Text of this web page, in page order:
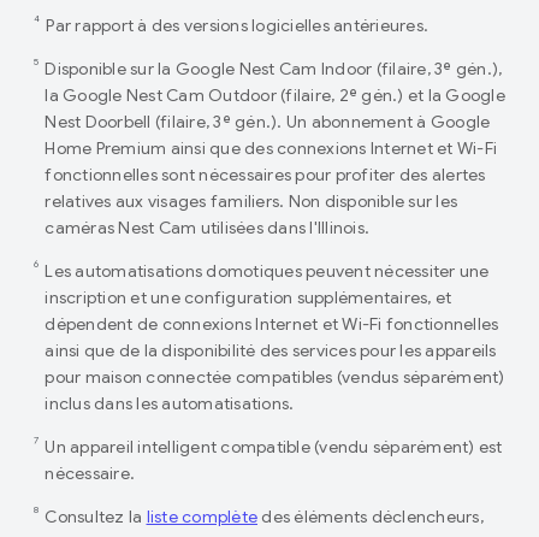
4 Par rapport à des versions logicielles antérieures.
5 Disponible sur la Google Nest Cam Indoor (filaire, 3ᵉ gén.),
la Google Nest Cam Outdoor (filaire, 2ᵉ gén.) et la Google
Nest Doorbell (filaire, 3ᵉ gén.). Un abonnement à Google
Home Premium ainsi que des connexions Internet et Wi-Fi
fonctionnelles sont nécessaires pour profiter des alertes
relatives aux visages familiers. Non disponible sur les
caméras Nest Cam utilisées dans l'Illinois.
6 Les automatisations domotiques peuvent nécessiter une
inscription et une configuration supplémentaires, et
dépendent de connexions Internet et Wi-Fi fonctionnelles
ainsi que de la disponibilité des services pour les appareils
pour maison connectée compatibles (vendus séparément)
inclus dans les automatisations.
7 Un appareil intelligent compatible (vendu séparément) est
nécessaire.
8 Consultez la liste complète des éléments déclencheurs,